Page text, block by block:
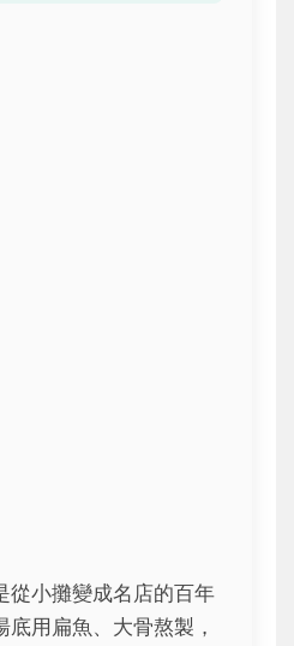
從小攤變成名店的百年
用扁魚、大骨熬製，